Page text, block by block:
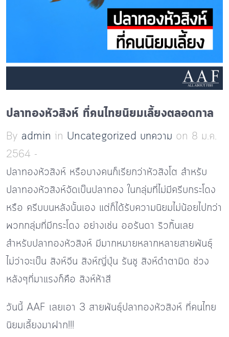
ปลาทองหัวสิงห์ ที่คนไทยนิยมเลี้ยงตลอดกาล
By admin in Uncategorized บทความ on 8 ม.ค.
2564 -
ปลาทองหัวสิงห์ หรือบางคนก็เรียกว่าหัวสิงโต สำหรับ
ปลาทองหัวสิงห์จัดเป็นปลาทอง ในกลุ่มที่ไม่มีครีบกระโดง
หรือ ครีบบนหลังนั้นเอง แต่ก็ได้รับความนิยมไม่น้อยไปกว่า
พวกกลุ่มที่มีกระโดง อย่างเช่น ออรันดา ริวกิ้นเลย
สำหรับปลาทองหัวสิงห์ มีมากหมายหลากหลายสายพันธุ์
ไม่ว่าจะเป็น สิงห์จีน สิงห์ญี่ปุ่น รันชู สิงห์ดำตามิด ช่วง
หลังๆที่มาแรงก็คือ สิงห์ห้าสี
วันนี้ AAF เลยเอา 3 สายพันธุ์ปลาทองหัวสิงห์ ที่คนไทย
นิยมเลี้ยงมาฝาก!!!